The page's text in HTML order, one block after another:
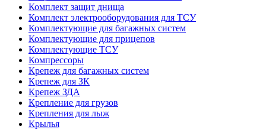
Комплект защит днища
Комплект электрооборудования для ТСУ
Комплектующие для багажных систем
Комплектующие для прицепов
Комплектующие ТСУ
Компрессоры
Крепеж для багажных систем
Крепеж для ЗК
Крепеж ЗДА
Крепление для грузов
Крепления для лыж
Крылья